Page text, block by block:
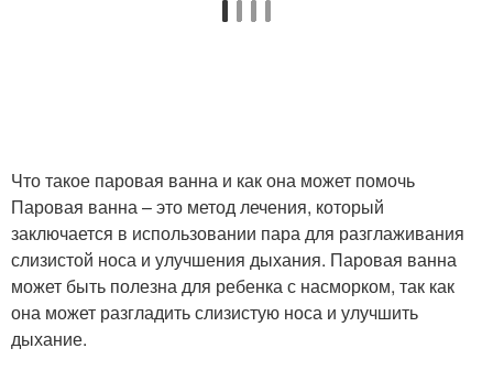
Что такое паровая ванна и как она может помочь
Паровая ванна – это метод лечения, который
заключается в использовании пара для разглаживания
слизистой носа и улучшения дыхания. Паровая ванна
может быть полезна для ребенка с насморком, так как
она может разгладить слизистую носа и улучшить
дыхание.